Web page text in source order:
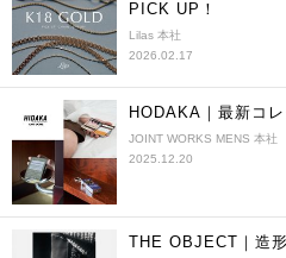
PICK UP！
Lilas 本社
2026.02.17
HODAKA｜最新コ
JOINT WORKS MENS 本社
2025.12.20
THE OBJECT｜造